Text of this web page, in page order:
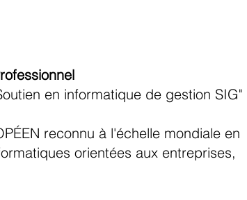
en informatique de gestion SIG"
reconnu à l'échelle mondiale en
orientées aux entreprises,